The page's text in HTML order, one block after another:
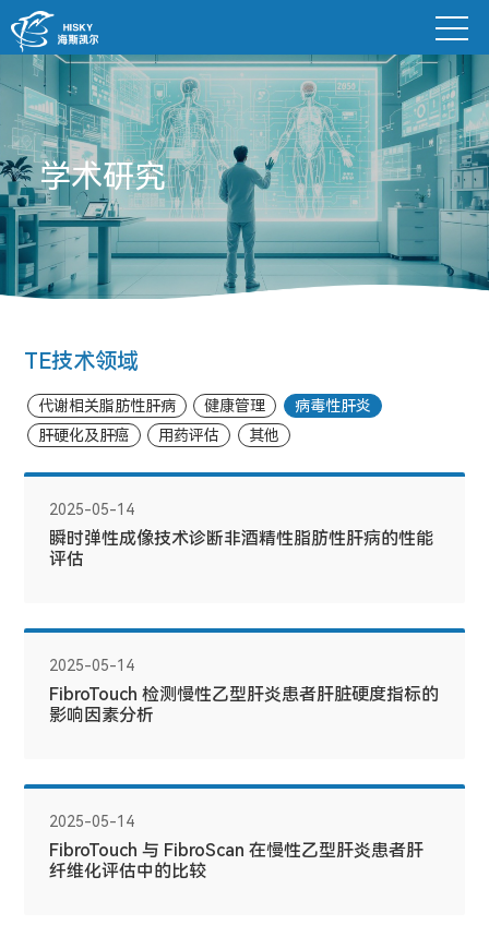
学术研究
TE技术领域
代谢相关脂肪性肝病 健康管理
病毒性肝炎
肝硬化及肝癌
用药评估 其他
2025-05-14
瞬时弹性成像技术诊断非酒精性脂肪性肝病的性能
评估
2025-05-14
FibroTouch 检测慢性乙型肝炎患者肝脏硬度指标的
影响因素分析
2025-05-14
FibroTouch 与 FibroScan 在慢性乙型肝炎患者肝
纤维化评估中的比较